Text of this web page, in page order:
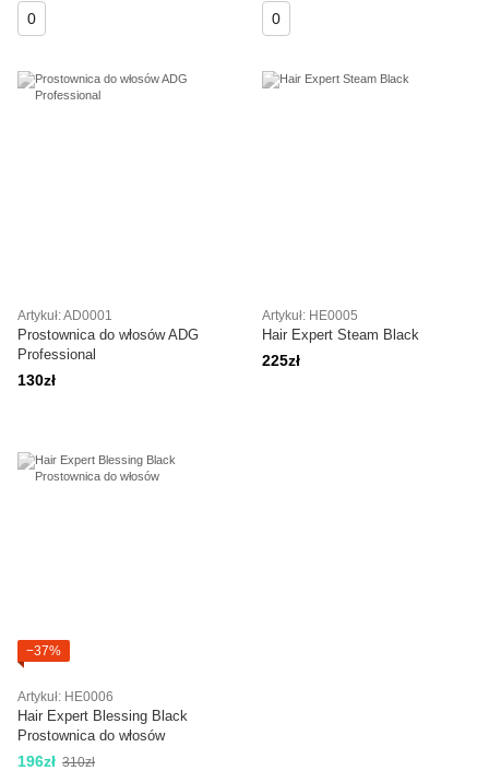
0 0
Artykuł: AD0001
Prostownica do włosów ADG
Professional
130zł
Artykuł: HE0005
Hair Expert Steam Black
225zł
−37%
Artykuł: HE0006
Hair Expert Blessing Black
Prostownica do włosów
196zł 310zł